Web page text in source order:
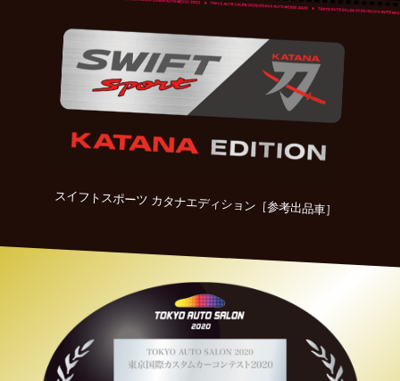
スイフトスポーツ カタナエディション［参考出品車］